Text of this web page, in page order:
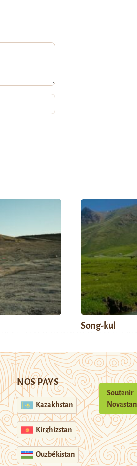
Song-kul
NOS PAYS
Kazakhstan
Kirghizstan
Ouzbékistan
Soutenir
Novastan